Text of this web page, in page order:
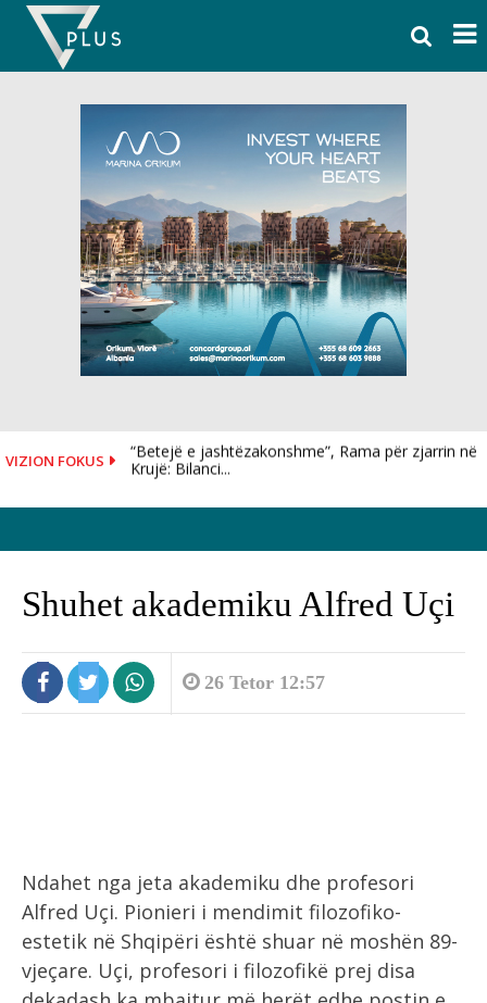
Skip
content
VIZION FOKUS
“Betejë e jashtëzakonshme”, Rama për zjarrin në
Krujë: Bilanci...
Shuhet akademiku Alfred Uçi
26 Tetor 12:57
Ndahet nga jeta akademiku dhe profesori
Alfred Uçi. Pionieri i mendimit filozofiko-
estetik në Shqipëri është shuar në moshën 89-
vjeçare. Uçi, profesori i filozofikë prej disa